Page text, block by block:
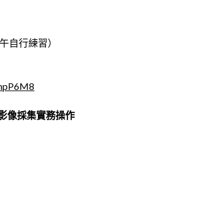
自行練習）
像採集實務操作